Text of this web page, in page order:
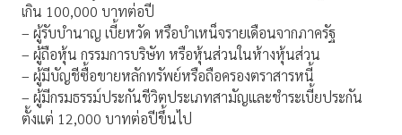
เกิน 100,000 บาทต่อปี
– ผู้รับบำนาญ เบี้ยหวัด หรือบำเหน็จรายเดือนจากภาครัฐ
– ผู้ถือหุ้น กรรมการบริษัท หรือหุ้นส่วนในห้างหุ้นส่วน
– ผู้มีบัญชีซื้อขายหลักทรัพย์หรือถือครองตราสารหนี้
– ผู้มีกรมธรรม์ประกันชีวิตประเภทสามัญและชำระเบี้ยประกัน
ตั้งแต่ 12,000 บาทต่อปีขึ้นไป